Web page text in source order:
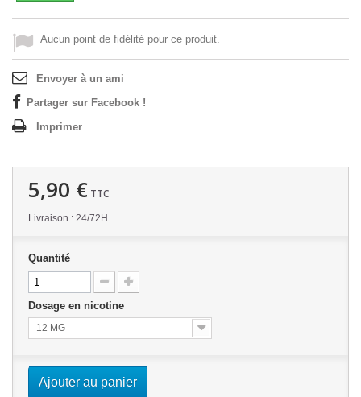
Aucun point de fidélité pour ce produit.
Envoyer à un ami
Partager sur Facebook !
Imprimer
5,90 € TTC
Livraison : 24/72H
Quantité
Dosage en nicotine
12 MG
Ajouter au panier